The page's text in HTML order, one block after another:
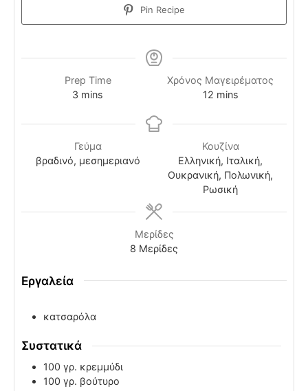
Pin Recipe
Prep Time
3 minutes
mins
Χρόνος Μαγειρέματος
12minutes
mins
Γεύμα
βραδινό, μεσημεριανό
Κουζίνα
Ελληνική, Ιταλική,
Ουκρανική, Πολωνική,
Ρωσική
Μερίδες
8 Μερίδες
Εργαλεία
κατσαρόλα
Συστατικά
100 γρ. κρεμμύδι
100 γρ. βούτυρο